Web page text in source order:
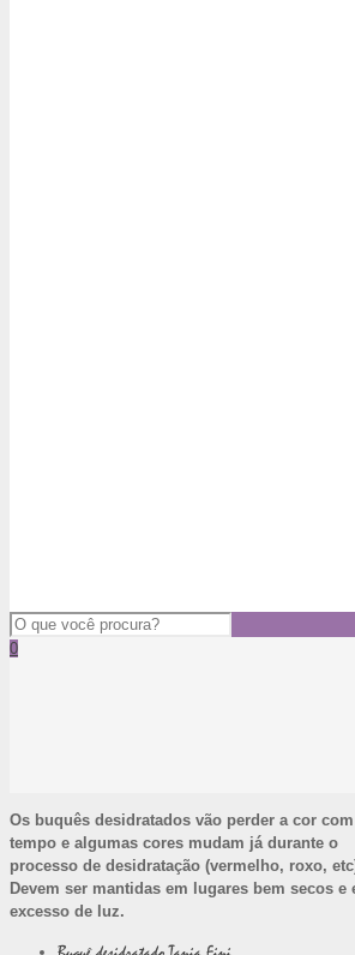
0
Os buquês desidratados vão perder a cor
tempo e algumas cores mudam já durante o
processo de desidratação (vermelho, roxo,
Devem ser mantidas em lugares bem secos e
excesso de luz.